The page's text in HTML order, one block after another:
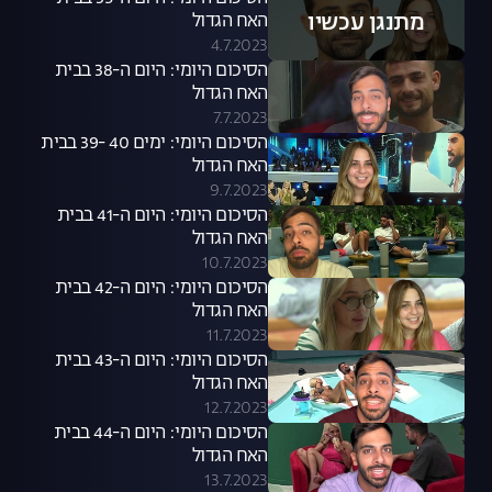
מתנגן עכשיו
האח הגדול
4.7.2023
הסיכום היומי: היום ה-38 בבית
האח הגדול
7.7.2023
הסיכום היומי: ימים 40 -39 בבית
האח הגדול
9.7.2023
הסיכום היומי: היום ה-41 בבית
האח הגדול
10.7.2023
הסיכום היומי: היום ה-42 בבית
האח הגדול
11.7.2023
הסיכום היומי: היום ה-43 בבית
האח הגדול
12.7.2023
הסיכום היומי: היום ה-44 בבית
האח הגדול
13.7.2023